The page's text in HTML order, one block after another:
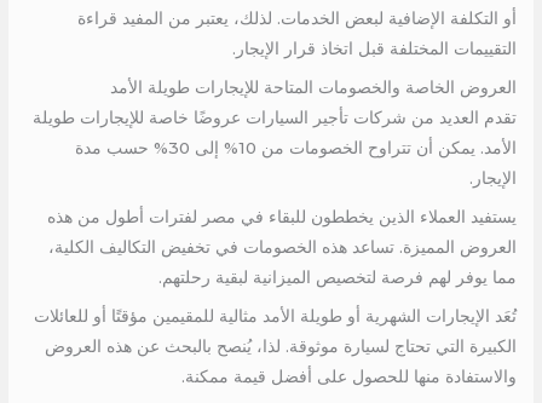
أو التكلفة الإضافية لبعض الخدمات. لذلك، يعتبر من المفيد قراءة
التقييمات المختلفة قبل اتخاذ قرار الإيجار.
العروض الخاصة والخصومات المتاحة للإيجارات طويلة الأمد
تقدم العديد من شركات تأجير السيارات عروضًا خاصة للإيجارات طويلة
الأمد. يمكن أن تتراوح الخصومات من 10% إلى 30% حسب مدة
الإيجار.
يستفيد العملاء الذين يخططون للبقاء في مصر لفترات أطول من هذه
العروض المميزة. تساعد هذه الخصومات في تخفيض التكاليف الكلية،
مما يوفر لهم فرصة لتخصيص الميزانية لبقية رحلتهم.
تُعَد الإيجارات الشهرية أو طويلة الأمد مثالية للمقيمين مؤقتًا أو للعائلات
الكبيرة التي تحتاج لسيارة موثوقة. لذا، يُنصح بالبحث عن هذه العروض
والاستفادة منها للحصول على أفضل قيمة ممكنة.